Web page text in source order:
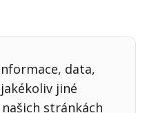
data,
jiné
stránkách